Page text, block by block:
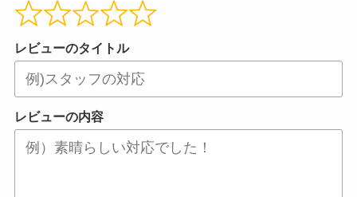
レビューのタイトル
レビューの内容